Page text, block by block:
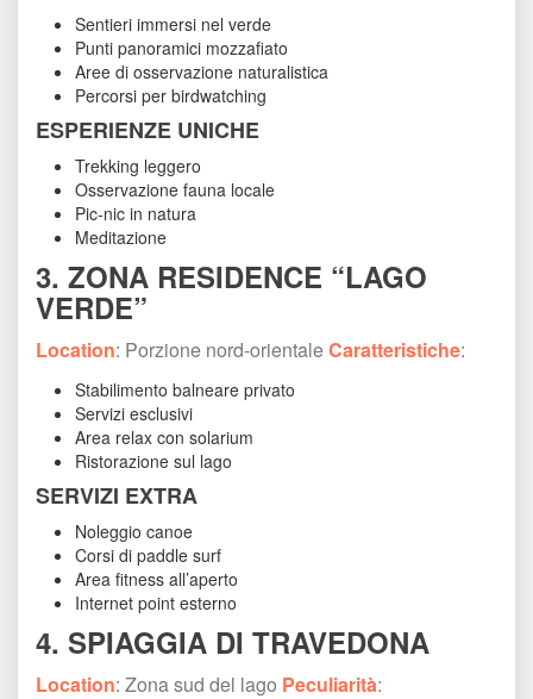
Sentieri immersi nel verde
Punti panoramici mozzafiato
Aree di osservazione naturalistica
Percorsi per birdwatching
ESPERIENZE UNICHE
Trekking leggero
Osservazione fauna locale
Pic-nic in natura
Meditazione
3. ZONA RESIDENCE “LAGO
VERDE”
Location: Porzione nord-orientale Caratteristiche:
Stabilimento balneare privato
Servizi esclusivi
Area relax con solarium
Ristorazione sul lago
SERVIZI EXTRA
Noleggio canoe
Corsi di paddle surf
Area fitness all’aperto
Internet point esterno
4. SPIAGGIA DI TRAVEDONA
Location: Zona sud del lago Peculiarità: